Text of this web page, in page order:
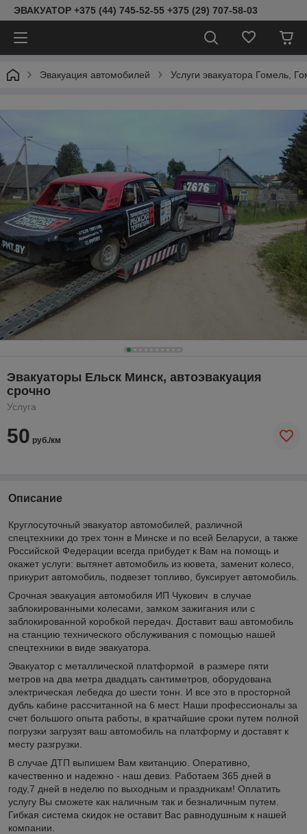
ЭВАКУАТОР +375 (44) 745-52-55 +375 (29) 707-58-03
Эвакуация автомобилей Услуги эвакуатора Гомель,
Эвакуаторы Ельск Минск, автоэвакуация
срочно
Услуга
50 руб./км
Описание
Круглосуточный эвакуатор автомобилей, различной
спецтехники до трех тонн в Минске и по всей Беларуси, а также
Российской Федерации всегда прибудет к Вам на помощь и
окажет услуги: вытянет автомобиль из кювета, заменит колесо,
прикурит автомобиль, подвезет топливо, буксирует автомобиль.
Срочная эвакуация автомобиля ИП Чукович в случае
заблокированными колесами, замком зажигания или с
заблокированной коробкой передач. Доставит ваш автомобиль
на станцию технического обслуживания с помощью нашей
спецтехники в виде эвакуатора.
Эвакуатор с металлической платформой в размере пяти
метров на два метра двадцать сантиметров, оборудована
электрическая лебедка до шести тонн. И все это в просторной
дубль кабине рассчитанной на 6 мест. Наши профессионалы за
счет большого опыта работы, в кратчайшие сроки путем полной
погрузки загрузят ваш автомобиль на платформу и доставят к
месту разгрузки.
В случае ДТП выпишем Вам квитанцию. Оперативно,
качественно и надежно - наш девиз. Работаем 365 дней в
году,7 дней в неделю по выходным и праздникам! Оплатить
услугу Вы сможете как наличным так и безналичным путем.
Гибкая система скидок не оставит Вас равнодушным к нашей
компании.